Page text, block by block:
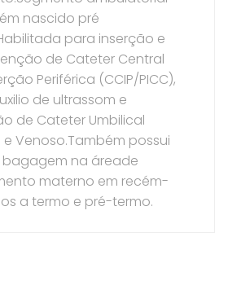
nascido pré
para inserção e
de Cateter Central
Periférica (CCIP/PICC),
de ultrassom e
de Cateter Umbilical
e Venoso.Também possui
na áreade
materno em recém-
a termo e pré-termo.